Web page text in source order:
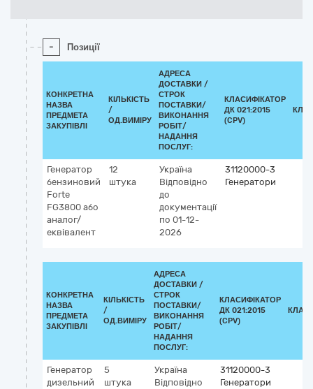
- Позиції
КОНКРЕТНА
НАЗВА
ПРЕДМЕТА
ЗАКУПІВЛІ
КІЛЬКІСТЬ
/
ОД.ВИМІРУ
АДРЕСА
ДОСТАВКИ /
СТРОК
ПОСТАВКИ/
ВИКОНАННЯ
РОБІТ/
НАДАННЯ
ПОСЛУГ:
КЛАСИФІКАТОР
ДК 021:2015
(CPV)
Генератор
бензиновий
Forte
FG3800 або
аналог/
еквівалент
12
штука
Україна
Відповідно
до
документації
по 01-12-
2026
31120000-3
Генератори
КОНКРЕТНА
НАЗВА
ПРЕДМЕТА
ЗАКУПІВЛІ
КІЛЬКІСТЬ
/
ОД.ВИМІРУ
АДРЕСА
ДОСТАВКИ /
СТРОК
ПОСТАВКИ/
ВИКОНАННЯ
РОБІТ/
НАДАННЯ
ПОСЛУГ:
КЛАСИФІКАТОР
ДК 021:2015
(CPV)
Генератор
дизельний
5
штука
Україна
Відповідно
31120000-3
Генератори